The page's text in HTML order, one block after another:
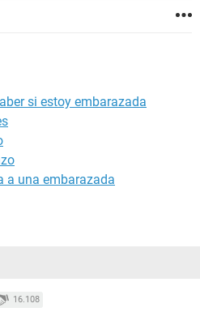
si estoy embarazada
a una embarazada
16.108